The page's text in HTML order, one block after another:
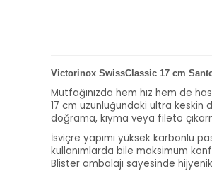
Victorinox SwissClassic 17 cm
Mutfağınızda hem hız hem de
17 cm uzunluğundaki ultra keskin
doğrama, kıyma veya fileto
İsviçre yapımı yüksek karbonlu
kullanımlarda bile maksimum
Blister ambalajı sayesinde